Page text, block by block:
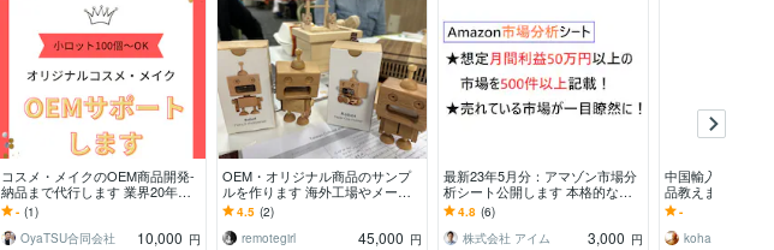
すべて見る
コスメ・メイクのOEM商品開発-
納品まで代行します 業界20年。
大手製薬会社OBがサポートしま
す。
- (1)
OyaTSU合同会社
10,000 円
OEM・オリジナル商品のサンプ
ルを作ります 海外工場やメーカ
ーとのやり取り〜サンプル作成を
お任せ下さい。
4.5 (2)
remotegirl
45,000 円
最新23年5月分：アマゾン市場分
析シート公開します 本格的な市
場分析で一歩先へ！儲かる市場を
データで導き出します
4.8 (6)
株式会社 アイム
3,000 円
中国輸入リサー
品教えます メル
mazon/楽天
-
koharapolicy